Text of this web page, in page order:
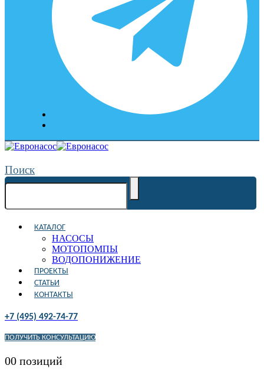
Поиск
КАТАЛОГ
НАСОСЫ
МОТОПОМПЫ
ВОДОПОНИЖЕНИЕ
ПРОЕКТЫ
СТАТЬИ
КОНТАКТЫ
+7 (495) 492-74-77
ПОЛУЧИТЬ КОНСУЛЬТАЦИЮ
00 позиций